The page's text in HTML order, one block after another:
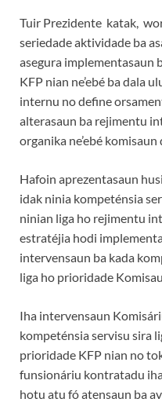
Tuir Prezidente katak,
seriedade aktividade ba
asegura implementasaun
KFP nian ne’ebé ba dala
internu no define
alterasaun ba rejimentu
organika ne’ebé komisaun
Hafoin aprezentasaun
idak ninia kompeténsia
ninian liga ho rejimentu
estratéjia hodi
intervensaun ba kada
liga ho prioridade
Iha intervensaun
kompeténsia servisu sira
prioridade KFP nian no
funsionáriu kontratadu
hotu atu fó atensaun ba